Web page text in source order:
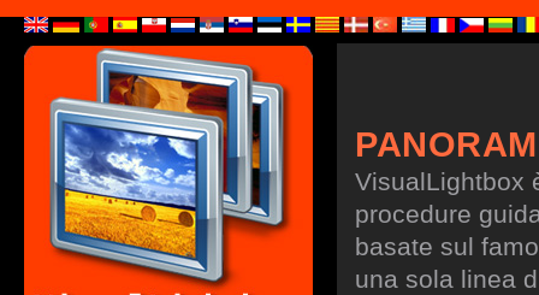
VisualLightbox
procedure
basate sul
una sola linea